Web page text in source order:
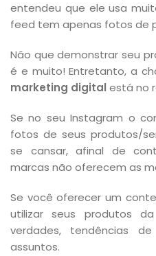
entendeu que ele usa
feed tem apenas fotos de
Não que demonstrar seu
é e muito! Entretanto, a
marketing digital está no
Se no seu Instagram o
fotos de seus produtos/
se cansar, afinal de
marcas não oferecem as
Se você oferecer um
utilizar seus produtos
verdades, tendências
assuntos.